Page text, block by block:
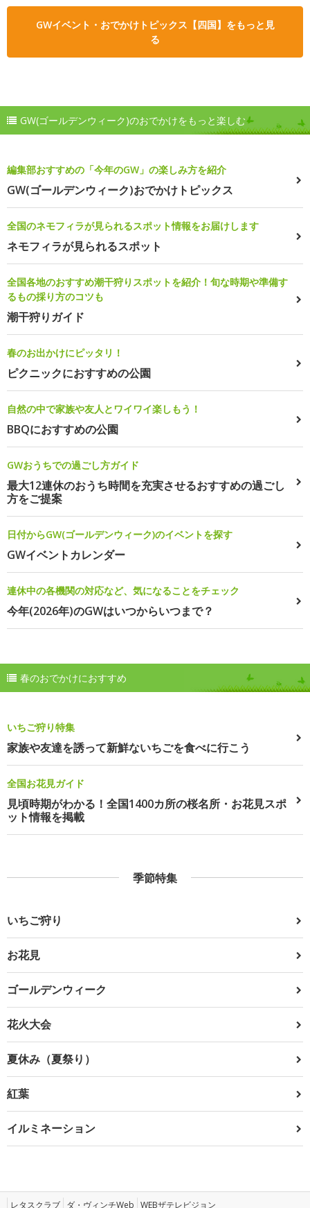
GWイベント・おでかけトピックス【四国】をもっと見
る
GW(ゴールデンウィーク)のおでかけをもっと楽しむ
編集部おすすめの「今年のGW」の楽しみ方を紹介
GW(ゴールデンウィーク)おでかけトピックス
全国のネモフィラが見られるスポット情報をお届けします
ネモフィラが見られるスポット
全国各地のおすすめ潮干狩りスポットを紹介！旬な時期や準備す
るもの採り方のコツも
潮干狩りガイド
春のお出かけにピッタリ！
ピクニックにおすすめの公園
自然の中で家族や友人とワイワイ楽しもう！
BBQにおすすめの公園
GWおうちでの過ごし方ガイド
最大12連休のおうち時間を充実させるおすすめの過ごし
方をご提案
日付からGW(ゴールデンウィーク)のイベントを探す
GWイベントカレンダー
連休中の各機関の対応など、気になることをチェック
今年(2026年)のGWはいつからいつまで？
春のおでかけにおすすめ
いちご狩り特集
家族や友達を誘って新鮮ないちごを食べに行こう
全国お花見ガイド
見頃時期がわかる！全国1400カ所の桜名所・お花見スポ
ット情報を掲載
季節特集
いちご狩り
お花見
ゴールデンウィーク
花火大会
夏休み（夏祭り）
紅葉
イルミネーション
レタスクラブ ダ・ヴィンチWeb WEBザテレビジョン